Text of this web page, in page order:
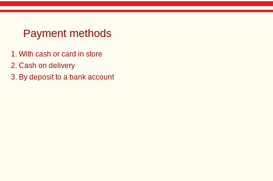
Payment methods
With cash or card in store
Cash on delivery
By deposit to a bank account